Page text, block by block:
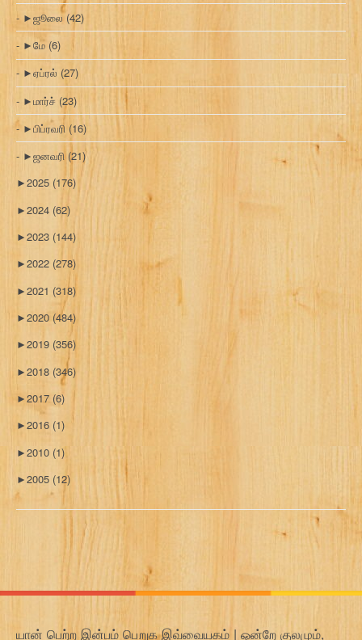
►ஜூலை(42)
►மே (6)
►ஏப்ரல் (27)
►மார்ச் (23)
►பிப்ரவரி (16)
►ஜனவரி (21)
►2025 (176)
►2024 (62)
►2023 (144)
►2022 (278)
►2021 (318)
►2020 (484)
►2019 (356)
►2018 (346)
►2017 (6)
►2016 (1)
►2010 (1)
►2005 (12)
யான் பெற்ற இன்பம் பெறுக இவ்வையகம் | ஒன்றே குலமும்,